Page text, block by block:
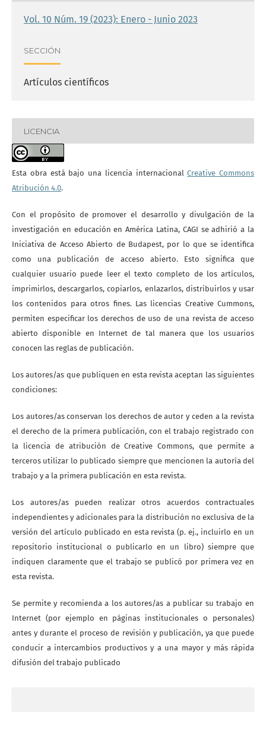
Vol. 10 Núm. 19 (2023): Enero - Junio 2023
SECCIÓN
Artículos científicos
LICENCIA
Esta obra está bajo una licencia internacionalCreative Commons
Atribución 4.0.
Con el propósito de promover el desarrollo y divulgación de la
investigación en educación en América Latina, CAGI se adhirió a la
Iniciativa de Acceso Abierto de Budapest, por lo que se identifica
como una publicación de acceso abierto. Esto significa que
cualquier usuario puede leer el texto completo de los artículos,
imprimirlos, descargarlos, copiarlos, enlazarlos, distribuirlos y usar
los contenidos para otros fines. Las licencias Creative Cummons,
permiten especificar los derechos de uso de una revista de acceso
abierto disponible en Internet de tal manera que los usuarios
conocen las reglas de publicación.
Los autores/as que publiquen en esta revista aceptan las siguientes
condiciones:
Los autores/as conservan los derechos de autor y ceden a la revista
el derecho de la primera publicación, con el trabajo registrado con
la licencia de atribución de Creative Commons, que permite a
terceros utilizar lo publicado siempre que mencionen la autoría del
trabajo y a la primera publicación en esta revista.
Los autores/as pueden realizar otros acuerdos contractuales
independientes y adicionales para la distribución no exclusiva de la
versión del artículo publicado en esta revista (p. ej., incluirlo en un
repositorio institucional o publicarlo en un libro) siempre que
indiquen claramente que el trabajo se publicó por primera vez en
esta revista.
Se permite y recomienda a los autores/as a publicar su trabajo en
Internet (por ejemplo en páginas institucionales o personales)
antes y durante el proceso de revisión y publicación, ya que puede
conducir a intercambios productivos y a una mayor y más rápida
difusión del trabajo publicado